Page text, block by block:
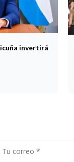
invertirá